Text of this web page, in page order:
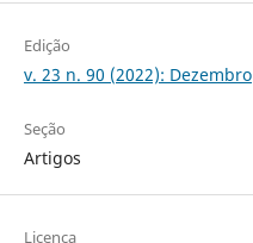
Edição
v. 23 n. 90 (2022): Dezembro
Seção
Artigos
Licença